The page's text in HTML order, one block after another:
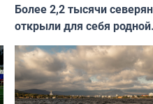
Более 2,2 тысячи северян
открыли для себя родной
край в рамках проекта
«Туризм для своих»